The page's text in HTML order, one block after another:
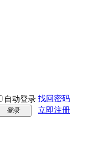
自动登录 找回密码
登录 立即注册